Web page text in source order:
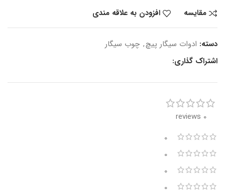
مقایسه
افزودن به علاقه مندی
دسته: ادوات سیگار پیچ, چوب سیگار
اشتراک گذاری:
0 reviews
0
0
0
0